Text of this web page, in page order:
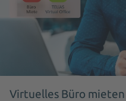
Virtuelles Büro